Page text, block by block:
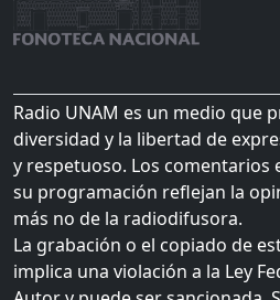
Radio UNAM es un medio que
diversidad y la libertad de
y respetuoso. Los comentarios
su programación reflejan la
más no de la radiodifusora.
La grabación o el copiado de
implica una violación a la Ley